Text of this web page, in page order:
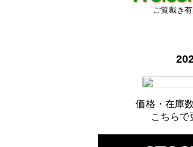
ご覧戴き
価格・在庫
こちらで